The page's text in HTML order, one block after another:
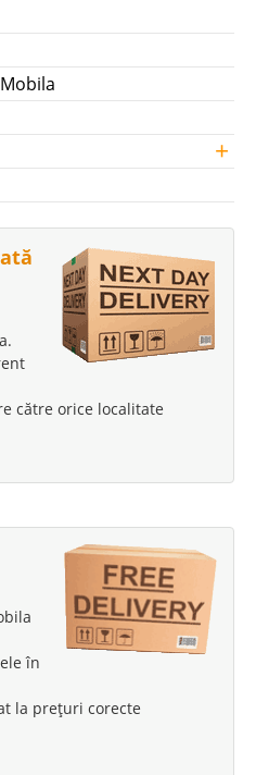
+
către orice localitate
în
la prețuri corecte